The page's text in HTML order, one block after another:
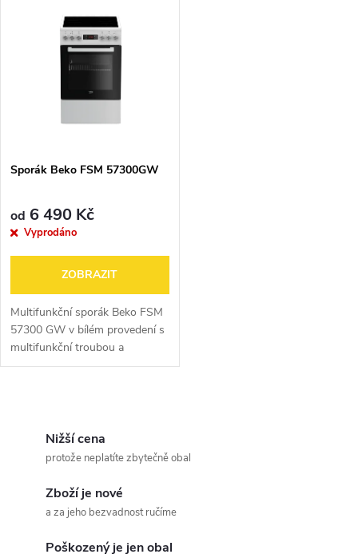
VARNÁ DESKA: ukazatel
zbytkového tepla,...
Sporák Beko FSM 57300GW
od 6 490 Kč
Vyprodáno
ZOBRAZIT
Multifunkční sporák Beko FSM
57300 GW v bílém provedení s
multifunkční troubou a
sklokeramickou deskou v
Nižší cena
protože neplatíte zbytečně obal
Zboží je nové
a za jeho bezvadnost ručíme
Poškozený je jen obal